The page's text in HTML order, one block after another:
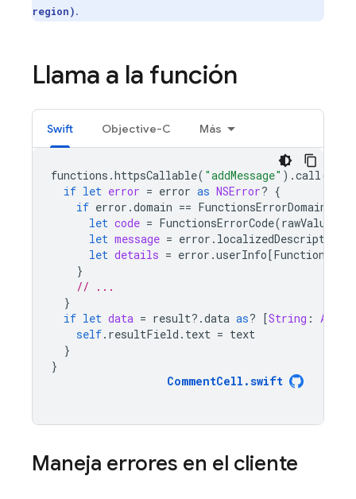
region).
Llama a la función
Swift Objective-C Más
functions .httpsCallable( "addMessage" ).call([
if let error = error as NSError? {
if error .domain == FunctionsErrorDomain
let code = FunctionsErrorCode(rawValue
let message = error . localizedDescription
let details = error .userInfo[
}
// ...
}
if let data = result?.data as? [String : Any
self. resultField . text = text
}
}
CommentCell .swift
Maneja errores en el cliente